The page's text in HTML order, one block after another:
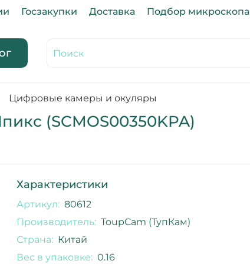
Госзакупки Доставка Подбор микроскопа
Цифровые камеры и окуляры
(SCMOS00350KPA)
Характеристики
Артикул: 80612
Производитель: ToupCam (ТупКам)
Страна: Китай
Вес в упаковке: 0.16